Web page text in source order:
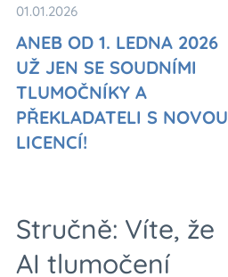
01.01.2026
ANEB OD 1. LEDNA 2026
UŽ JEN SE SOUDNÍMI
TLUMOČNÍKY A
PŘEKLADATELI S NOVOU
LICENCÍ!
Stručně: Víte, že
AI tlumočení